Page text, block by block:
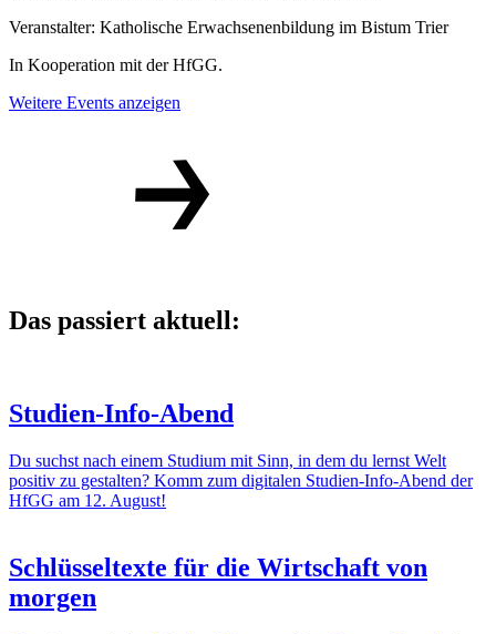
Veranstalter: Katholische Erwachsenenbildung im Bistum Trier
In Kooperation mit der HfGG.
Weitere Events anzeigen
Das passiert aktuell:
Studien-Info-Abend
Du suchst nach einem Studium mit Sinn, in dem du lernst Welt
positiv zu gestalten? Komm zum digitalen Studien-Info-Abend der
HfGG am 12. August!
Schlüsseltexte für die Wirtschaft von
morgen